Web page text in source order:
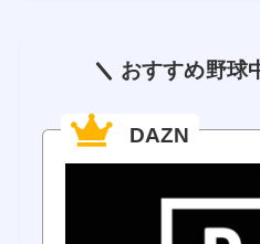
おすすめ野球
DAZN